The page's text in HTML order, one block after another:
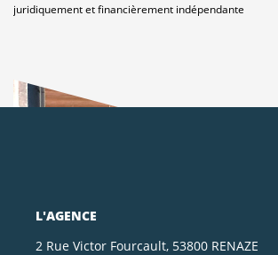
juridiquement et financièrement indépendante
L'AGENCE
2 Rue Victor Fourcault, 53800 RENAZE